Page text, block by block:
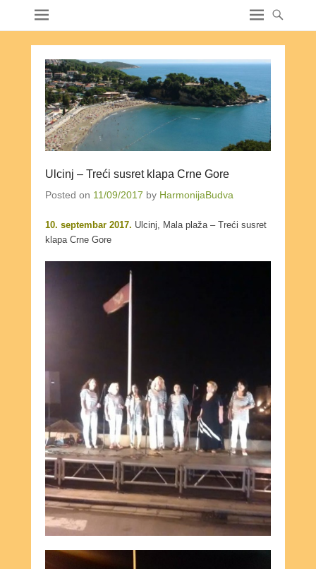
Ulcinj – Treći susret klapa Crne Gore
Posted on 11/09/2017 by HarmonijaBudva
10. septembar 2017. Ulcinj, Mala plaža – Treći susret
klapa Crne Gore